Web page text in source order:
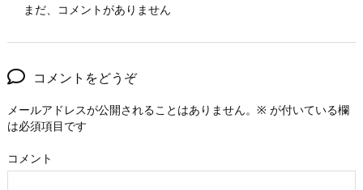
まだ、コメントがありません
コメントをどうぞ
メールアドレスが公開されることはありません。 ※ が付いている欄
は必須項目です
コメント